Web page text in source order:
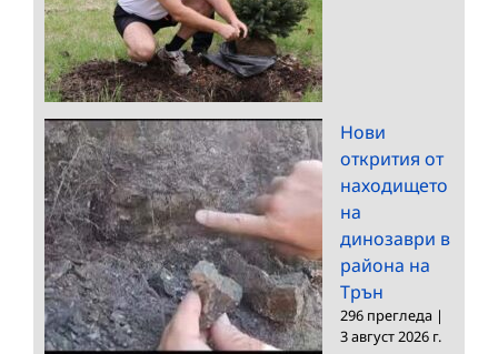
Нови
открития от
находището
на
динозаври в
района на
Трън
296 прегледа |
3 август 2026 г.